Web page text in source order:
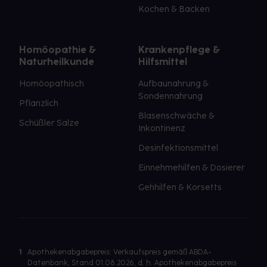
Kochen & Backen
Homöopathie &
Naturheilkunde
Homöopathisch
Pflanzlich
Schüßler Salze
Krankenpflege &
Hilfsmittel
Aufbaunahrung &
Sondennahrung
Blasenschwäche &
Inkontinenz
Desinfektionsmittel
Einnehmehilfen & Dosierer
Gehhilfen & Korsetts
1
Apothekenabgabepreis: Verkaufspreis gemäß ABDA-
Datenbank, Stand 01.08.2026, d. h. Apothekenabgabepreis